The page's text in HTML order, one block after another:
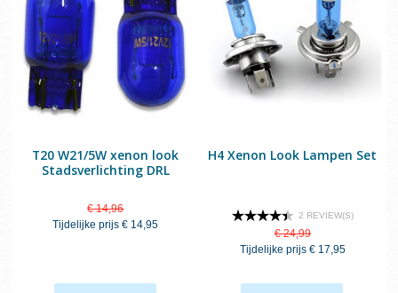
T20 W21/5W xenon look
Stadsverlichting DRL
€ 14,96
Tijdelijke prijs € 14,95
H4 Xenon Look Lampen Set
2 REVIEW(S)
€ 24,99
Tijdelijke prijs € 17,95